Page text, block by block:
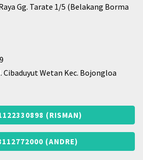
Gg. Tarate 1/5 (Belakang Borma
Cibaduyut Wetan Kec. Bojongloa
(RISMAN)
(ANDRE)